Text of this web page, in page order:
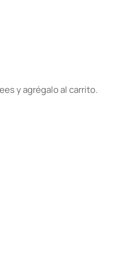
y agrégalo al carrito.